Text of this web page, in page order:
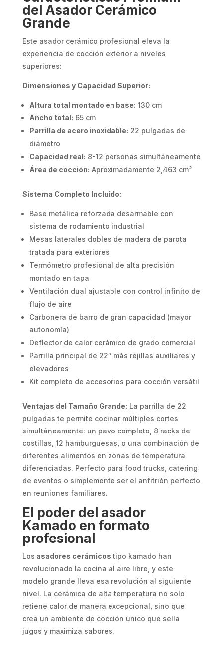
del Asador Cerámico
Grande
Este asador cerámico profesional eleva la
experiencia de cocción exterior a niveles
superiores:
Dimensiones y Capacidad Superior:
Altura total montado en base: 130 cm
Ancho total: 65 cm
Parrilla de acero inoxidable: 22 pulgadas de
diámetro
Capacidad real: 8-12 personas simultáneamente
Área de cocción: Aproximadamente 2,463 cm²
Sistema Completo Incluido:
Base metálica reforzada desarmable con
sistema de rodamiento industrial
Mesas laterales dobles de madera de parota
tratada para exteriores
Termómetro profesional de alta precisión
montado en tapa
Ventilación dual ajustable con control infinito de
flujo de aire
Carbonera de barro de gran capacidad (mayor
autonomía)
Deflector de calor cerámico de grado comercial
Parrilla principal de 22″ más rejillas auxiliares y
elevadores
Kit completo de accesorios para cocción versátil
Ventajas del Tamaño Grande: La parrilla de 22
pulgadas te permite cocinar múltiples cortes
simultáneamente: un pavo completo, 8 racks de
costillas, 12 hamburguesas, o una combinación de
diferentes alimentos en zonas de temperatura
diferenciadas. Perfecto para food trucks, catering
de eventos o simplemente ser el anfitrión perfecto
en reuniones familiares.
El poder del asador
Kamado en formato
profesional
Los asadores cerámicos tipo kamado han
revolucionado la cocina al aire libre, y este
modelo grande lleva esa revolución al siguiente
nivel. La cerámica de alta temperatura no solo
retiene calor de manera excepcional, sino que
crea un ambiente de cocción único que sella
jugos y maximiza sabores.